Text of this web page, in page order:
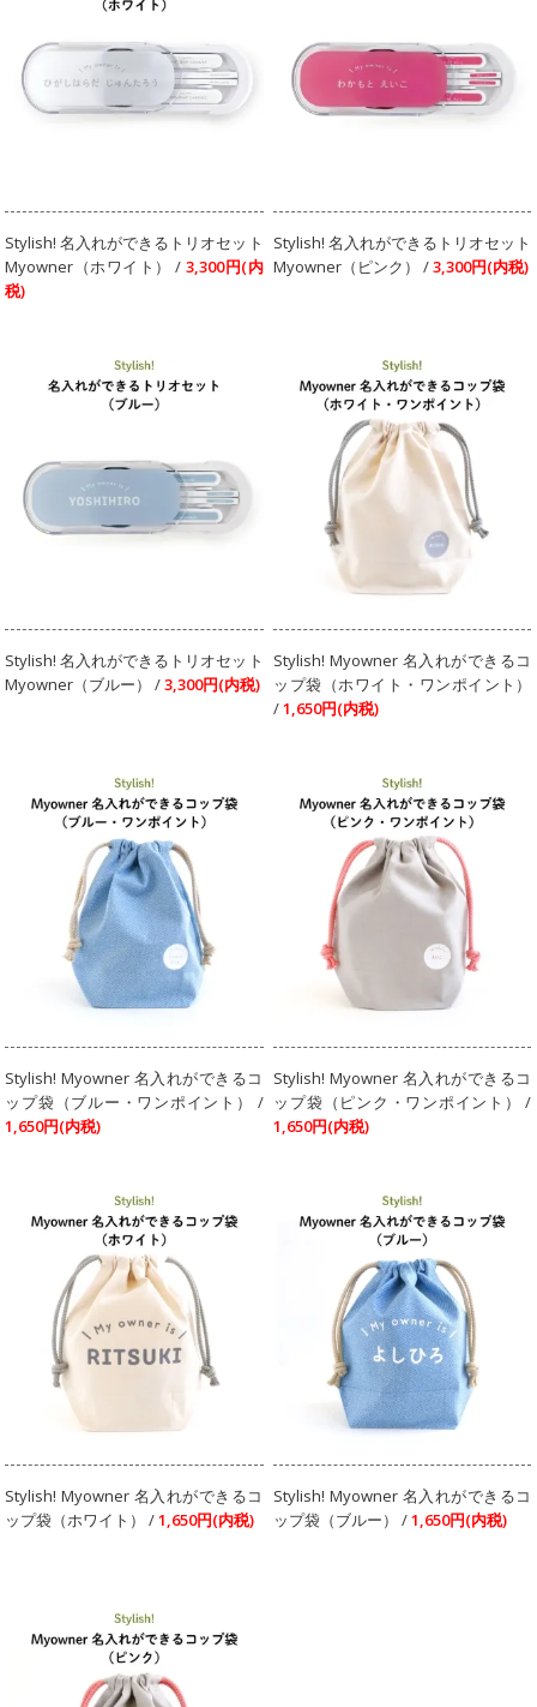
Stylish! 名入れができるトリオセット
Myowner（ホワイト） / 3,300円(内
税)
Stylish! 名入れができるトリオセット
Myowner（ピンク） /3,300円(内税)
Stylish! 名入れができるトリオセット
Myowner（ブルー） /3,300円(内税)
Stylish! Myowner 名入れができるコ
ップ袋（ホワイト・ワンポイント）
/1,650円(内税)
Stylish! Myowner 名入れができるコ
ップ袋（ブルー・ワンポイント） /
1,650円(内税)
Stylish! Myowner 名入れができるコ
ップ袋（ピンク・ワンポイント） /
1,650円(内税)
Stylish! Myowner 名入れができるコ
ップ袋（ホワイト） /1,650円(内税)
Stylish! Myowner 名入れができるコ
ップ袋（ブルー） /1,650円(内税)